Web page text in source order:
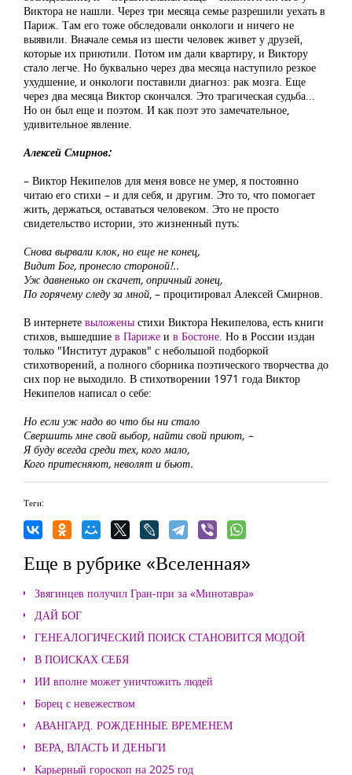
Виктора не нашли. Через три месяца семье разрешили уехать в
Париж. Там его тоже обследовали онкологи и ничего не
выявили. Вначале семья из шести человек живет у друзей,
которые их приютили. Потом им дали квартиру, и Виктору
стало легче. Но буквально через два месяца наступило резкое
ухудшение, и онкологи поставили диагноз: рак мозга. Еще
через два месяца Виктор скончался. Это трагическая судьба...
Но он был еще и поэтом. И как поэт это замечательное,
удивительное явление.
Алексей Смирнов:
– Виктор Некипелов для меня вовсе не умер, я постоянно
читаю его стихи – и для себя, и другим. Это то, что помогает
жить, держаться, оставаться человеком. Это не просто
свидетельство истории, это жизненный путь:
Снова вырвали клок, но еще не конец,
Видит Бог, пронесло стороной!..
Уж давненько он скачет, опричный гонец,
По горячему следу за мной, – процитировал Алексей Смирнов.
В интернете выложены стихи Виктора Некипелова, есть книги
стихов, вышедшие в Париже и в Бостоне. Но в России издан
только "Институт дураков" с небольшой подборкой
стихотворений, а полного сборника поэтического творчества до
сих пор не выходило. В стихотворении 1971 года Виктор
Некипелов написал о себе:
Но если уж надо во что бы ни стало
Свершить мне свой выбор, найти свой приют, –
Я буду всегда среди тех, кого мало,
Кого притесняют, неволят и бьют.
Теги:
Еще в рубрике «Вселенная»
Звягинцев получил Гран-при за «Минотавра»
ДАЙ БОГ
ГЕНЕАЛОГИЧЕСКИЙ ПОИСК СТАНОВИТСЯ МОДОЙ
В ПОИСКАХ СЕБЯ
ИИ вполне может уничтожить людей
Борец с невежеством
АВАНГАРД. РОЖДЕННЫЕ ВРЕМЕНЕМ
ВЕРА, ВЛАСТЬ И ДЕНЬГИ
Карьерный гороскоп на 2025 год